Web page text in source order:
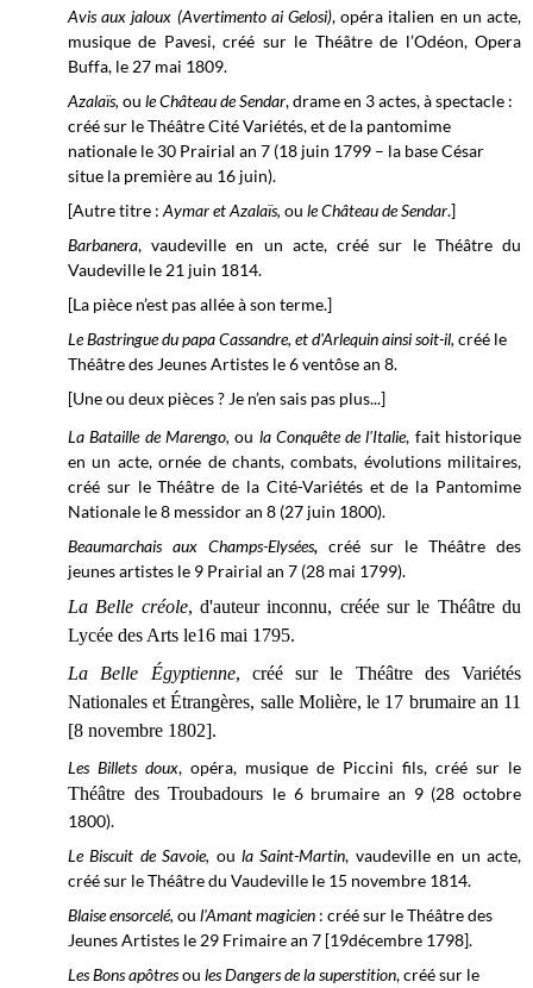
Avis aux jaloux (Avertimento ai Gelosi), opéra italien en un acte,
musique de Pavesi, créé sur le Théâtre de l’Odéon, Opera
Buffa, le 27 mai 1809.
Azalaïs, ou le Château de Sendar, drame en 3 actes, à spectacle :
créé sur le Théâtre Cité Variétés, et de la pantomime
nationale le 30 Prairial an 7 (18 juin 1799 – la base César
situe la première au 16 juin).
[Autre titre : Aymar et Azalaïs, ou le Château de Sendar.]
Barbanera, vaudeville en un acte, créé sur le Théâtre du
Vaudeville le 21 juin 1814.
[La pièce n’est pas allée à son terme.]
Le Bastringue du papa Cassandre, et d'Arlequin ainsi soit-il, créé le
Théâtre des Jeunes Artistes le6 ventôse an 8.
[Une ou deux pièces ? Je n’en sais pas plus...]
La Bataille de Marengo,ou la Conquête de l'Italie, fait historique
en un acte, ornée de chants, combats, évolutions militaires,
créé sur leThéâtre de la Cité-Variétés et de la Pantomime
Nationale le 8 messidor an 8 (27 juin 1800).
Beaumarchais aux Champs-Elysées,créé sur le Théâtre des
jeunes artistes le 9 Prairial an 7 (28 mai 1799).
La Belle créole, d'auteur inconnu, créée sur le Théâtre du
Lycée des Arts le16 mai 1795.
La Belle Égyptienne, créé sur le Théâtre des Variétés
Nationales et Étrangères, salle Molière, le 17 brumaire an 11
[8 novembre 1802].
Les Billets doux, opéra, musique de Piccini fils, créé sur le
Théâtre des Troubadours le 6 brumaire an 9 (28 octobre
1800).
Le Biscuit de Savoie, ou la Saint-Martin, vaudeville en un acte,
créé sur leThéâtre du Vaudeville le 15 novembre 1814.
Blaise ensorcelé, ou l'Amant magicien : créé sur le Théâtre des
Jeunes Artistes le 29 Frimaire an 7 [19décembre 1798].
Les Bons apôtresou les Dangers de la superstition, créé sur le